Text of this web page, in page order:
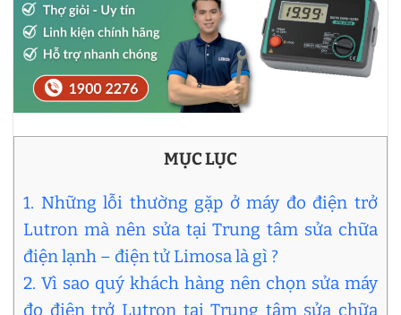
MỤC LỤC
1. Những lỗi thường gặp ở máy đo điện trở
Lutron mà nên sửa tại Trung tâm sửa chữa
điện lạnh – điện tử Limosa là gì ?
2. Vì sao quý khách hàng nên chọn sửa máy
đo điện trở Lutron tại Trung tâm sửa chữa